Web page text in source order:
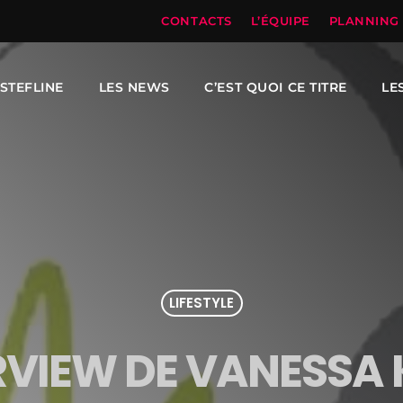
CONTACTS L’ÉQUIPE PLANNING
LES NEWS C’EST QUOI CE TITRE
LIFESTYLE
DE